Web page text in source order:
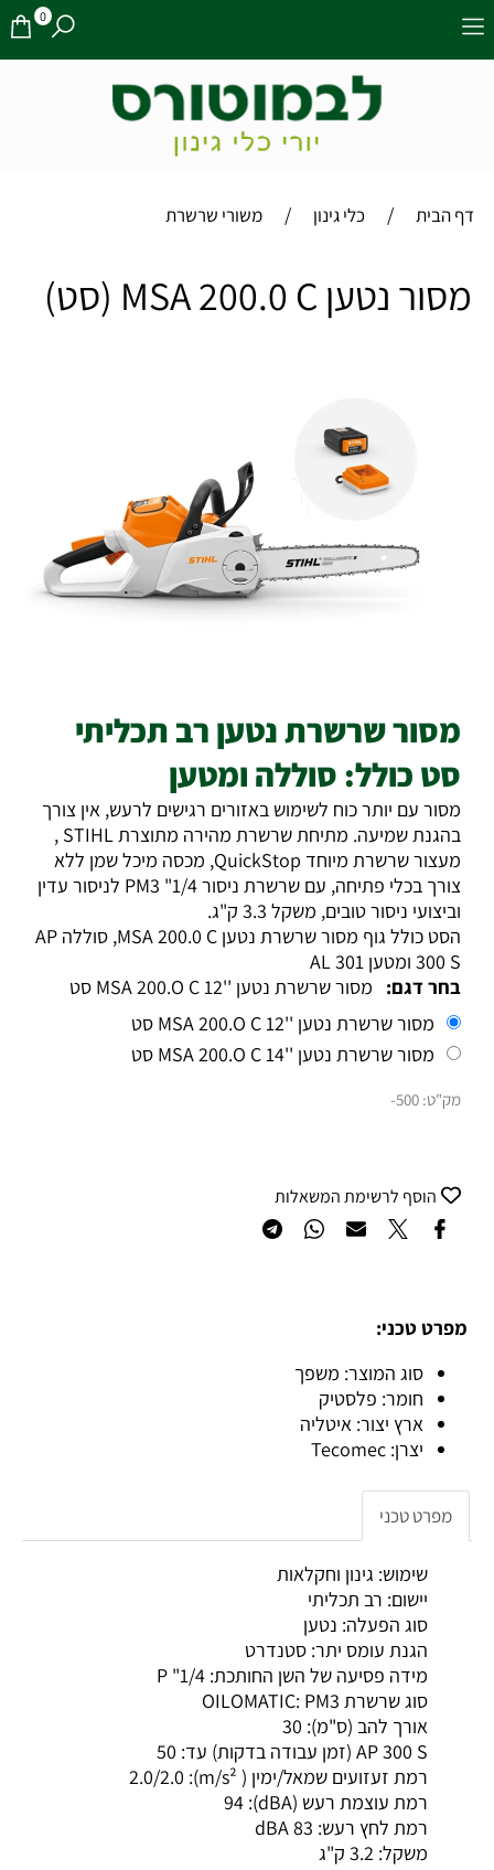
0
דף הבית / כלי גינון / משורי שרשרת
מסור נטען MSA 200.0 C (סט)
מסור שרשרת נטען רב תכליתי
סט כולל: סוללה ומטען
מסור עם יותר כוח לשימוש באזורים רגישים לרעש, אין צורך
בהגנת שמיעה. מתיחת שרשרת מהירה מתוצרת STIHL ,
מעצור שרשרת מיוחד QuickStop, מכסה מיכל שמן ללא
צורך בכלי פתיחה, עם שרשרת ניסור 1/4" PM3 לניסור עדין
וביצועי ניסור טובים, משקל 3.3 ק"ג.
הסט כולל גוף מסור שרשרת נטען MSA 200.0 C, סוללה AP
300 S ומטען AL 301
בחר דגם:
מסור שרשרת נטען ''12 MSA 200.O C סט
מסור שרשרת נטען ''12 MSA 200.O C סט
מסור שרשרת נטען ''14 MSA 200.O C סט
מק"ט: 500-
הוסף לרשימת המשאלות
מפרט טכני:
סוג המוצר: משפך
חומר: פלסטיק
ארץ יצור: איטליה
יצרן: Tecomec
מפרט טכני
שימוש: גינון וחקלאות
יישום: רב תכליתי
סוג הפעלה: נטען
הגנת עומס יתר: סטנדרט
מידה פסיעה של השן החותכת: 1/4" P
סוג שרשרת OILOMATIC: PM3
אורך להב (ס"מ): 30
AP 300 S (זמן עבודה בדקות) עד:
50
רמת זעזועים שמאל/ימין ( m/s²):
2.0/2.0
רמת עוצמת רעש (dBA):
94
רמת לחץ רעש: 83 dBA
משקל: 3.2 ק"ג